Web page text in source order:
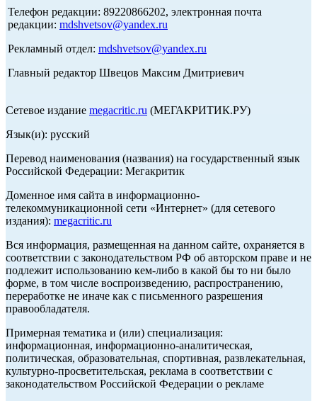
Телефон редакции: 89220866202, электронная почта
редакции: mdshvetsov@yandex.ru
Рекламный отдел: mdshvetsov@yandex.ru
Главный редактор Швецов Максим Дмитриевич
Сетевое издание megacritic.ru (МЕГАКРИТИК.РУ)
Язык(и): русский
Перевод наименования (названия) на государственный язык
Российской Федерации: Мегакритик
Доменное имя сайта в информационно-
телекоммуникационной сети «Интернет» (для сетевого
издания): megacritic.ru
Вся информация, размещенная на данном сайте, охраняется в
соответствии с законодательством РФ об авторском праве и не
подлежит использованию кем-либо в какой бы то ни было
форме, в том числе воспроизведению, распространению,
переработке не иначе как с письменного разрешения
правообладателя.
Примерная тематика и (или) специализация:
информационная, информационно-аналитическая,
политическая, образовательная, спортивная, развлекательная,
культурно-просветительская, реклама в соответствии с
законодательством Российской Федерации о рекламе